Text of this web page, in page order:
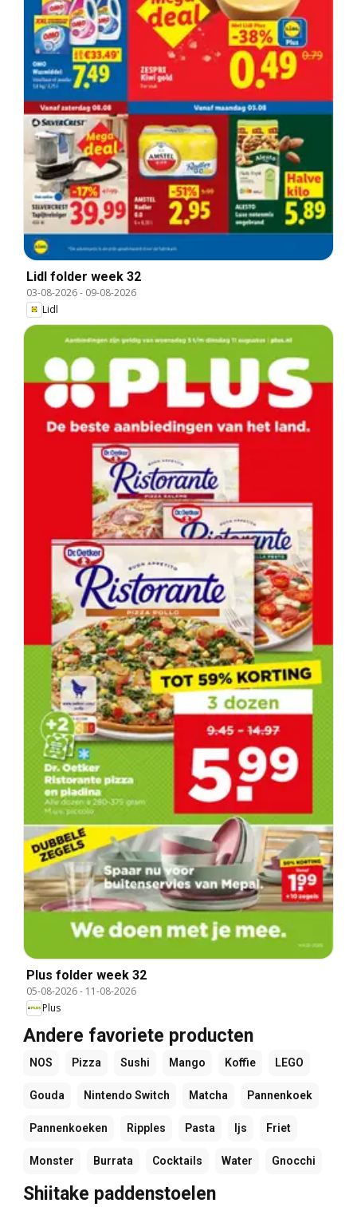
Lidl folder week 32
03-08-2026- 09-08-2026
Lidl
Plus folder week 32
05-08-2026- 11-08-2026
Plus
Andere favoriete producten
NOS Pizza Sushi Mango Koffie LEGO
Gouda Nintendo Switch Matcha Pannenkoek
Pannenkoeken Ripples Pasta Ijs Friet
Monster Burrata Cocktails Water Gnocchi
Shiitake paddenstoelen